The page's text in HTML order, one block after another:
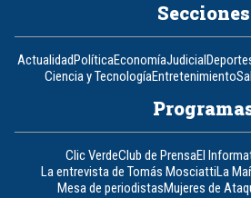
Secciones
ActualidadPolíticaEconomíaJudicial
Ciencia y TecnologíaEntretenimiento
Clic VerdeClub de PrensaEl
La entrevista de Tomás MosciattiLa
Mesa de periodistasMujeres de